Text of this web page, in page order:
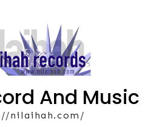
And Music
nilaihah.com/